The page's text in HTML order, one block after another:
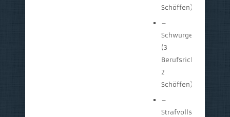
Schöffen)
–
Schwurgericht
(3
Berufsrichter,
2
Schöffen)
–